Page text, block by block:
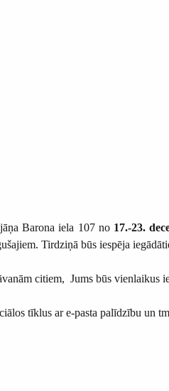
Barona iela 107 no 17.-23.
Tirdziņā būs iespēja
citiem, Jums būs vienlaikus
tīklus ar e-pasta palīdzību un